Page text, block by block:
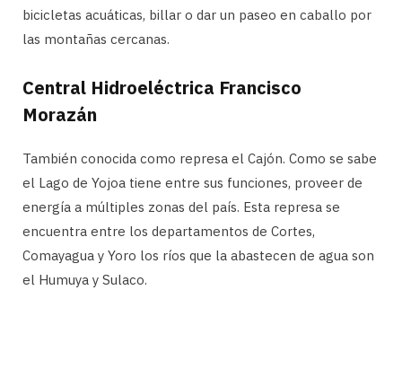
bicicletas acuáticas, billar o dar un paseo en caballo por
las montañas cercanas.
Central Hidroeléctrica Francisco
Morazán
También conocida como represa el Cajón. Como se sabe
el Lago de Yojoa tiene entre sus funciones, proveer de
energía a múltiples zonas del país. Esta represa se
encuentra entre los departamentos de Cortes,
Comayagua y Yoro los ríos que la abastecen de agua son
el Humuya y Sulaco.